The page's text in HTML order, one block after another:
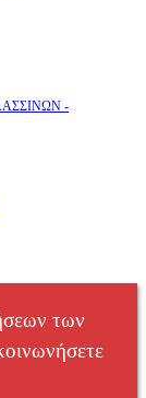
-
των